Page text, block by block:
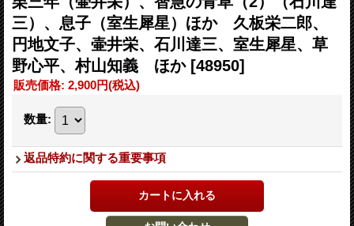
三）、息子（室生犀星）ほか 久板栄二郎、
円地文子、壷井栄、石川達三、室生犀星、草
野心平、村山知義 ほか [48950]
販売価格: 2,900円(税込)
数量:
返品特約に関する重要事項